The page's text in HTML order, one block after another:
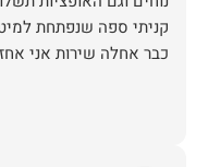
קניתי ספה שנפתחת
כבר אחלה שירות אני